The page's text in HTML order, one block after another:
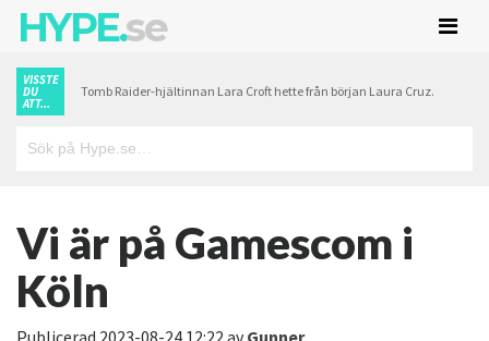
HYPE.se
VISSTE
DU
ATT...
Tomb Raider-hjältinnan Lara Croft hette från början Laura Cruz.
Vi är på Gamescom i
Köln
Publicerad 2023-08-24 12:22avGunner